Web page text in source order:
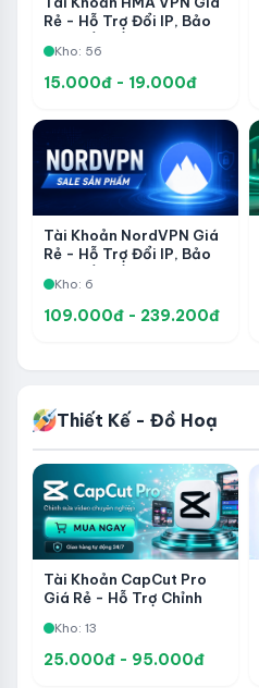
Rẻ - Hỗ Trợ Đổi IP, Bảo
Riêng Tư
Kho: 56
15.000đ - 19.000đ
Tài Khoản NordVPN Giá
Rẻ - Hỗ Trợ Đổi IP, Bảo
Riêng Tư
Kho: 6
109.000đ - 239.200đ
Thiết Kế - Đồ Hoạ
Tài Khoản CapCut Pro
Giá Rẻ - Hỗ Trợ Chỉnh
Và Sáng Tạo Nội Dung
Chuyên Nghiệp
Kho: 13
25.000đ - 95.000đ